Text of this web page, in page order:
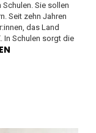
Sie sollen
Seit zehn Jahren
das Land
In Schulen sorgt die